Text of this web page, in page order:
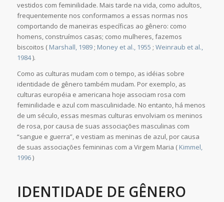
vestidos com feminilidade. Mais tarde na vida, como adultos,
frequentemente nos conformamos a essas normas nos
comportando de maneiras específicas ao gênero: como
homens, construímos casas; como mulheres, fazemos
biscoitos ( Marshall, 1989; Money et al., 1955 ; Weinraub et al.,
1984).
Como as culturas mudam com o tempo, as idéias sobre
identidade de gênero também mudam. Por exemplo, as
culturas européia e americana hoje associam rosa com
feminilidade e azul com masculinidade. No entanto, há menos
de um século, essas mesmas culturas envolviam os meninos
de rosa, por causa de suas associações masculinas com
“sangue e guerra”, e vestiam as meninas de azul, por causa
de suas associações femininas com a Virgem Maria ( Kimmel,
1996)
IDENTIDADE DE GÊNERO